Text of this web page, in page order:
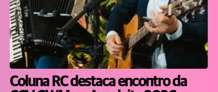
Coluna RC destaca encontro da